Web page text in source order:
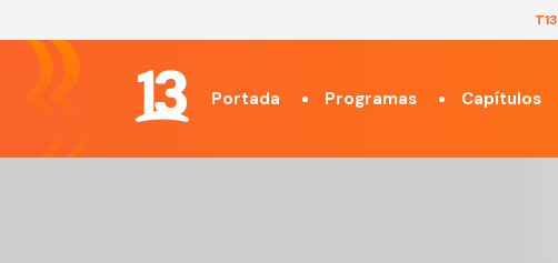
T13
Portada Programas Capítulos